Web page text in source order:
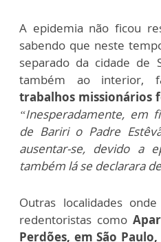
A epidemia não ficou
sabendo que neste
separado da cidade de
também ao interior,
trabalhos missionários
“Inesperadamente, em
de Bariri o Padre
ausentar-se, devido a
também lá se declarara
Outras localidades
redentoristas como
Perdões, em São